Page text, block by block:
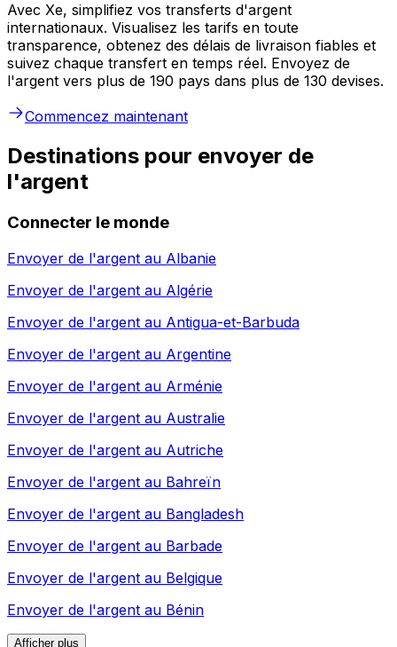
Avec Xe, simplifiez vos transferts d'argent
internationaux. Visualisez les tarifs en toute
transparence, obtenez des délais de livraison fiables et
suivez chaque transfert en temps réel. Envoyez de
l'argent vers plus de 190 pays dans plus de 130 devises.
Commencez maintenant
Destinations pour envoyer de
l'argent
Connecter le monde
Envoyer de l'argent au Albanie
Envoyer de l'argent au Algérie
Envoyer de l'argent au Antigua-et-Barbuda
Envoyer de l'argent au Argentine
Envoyer de l'argent au Arménie
Envoyer de l'argent au Australie
Envoyer de l'argent au Autriche
Envoyer de l'argent au Bahreïn
Envoyer de l'argent au Bangladesh
Envoyer de l'argent au Barbade
Envoyer de l'argent au Belgique
Envoyer de l'argent au Bénin
Afficher plus